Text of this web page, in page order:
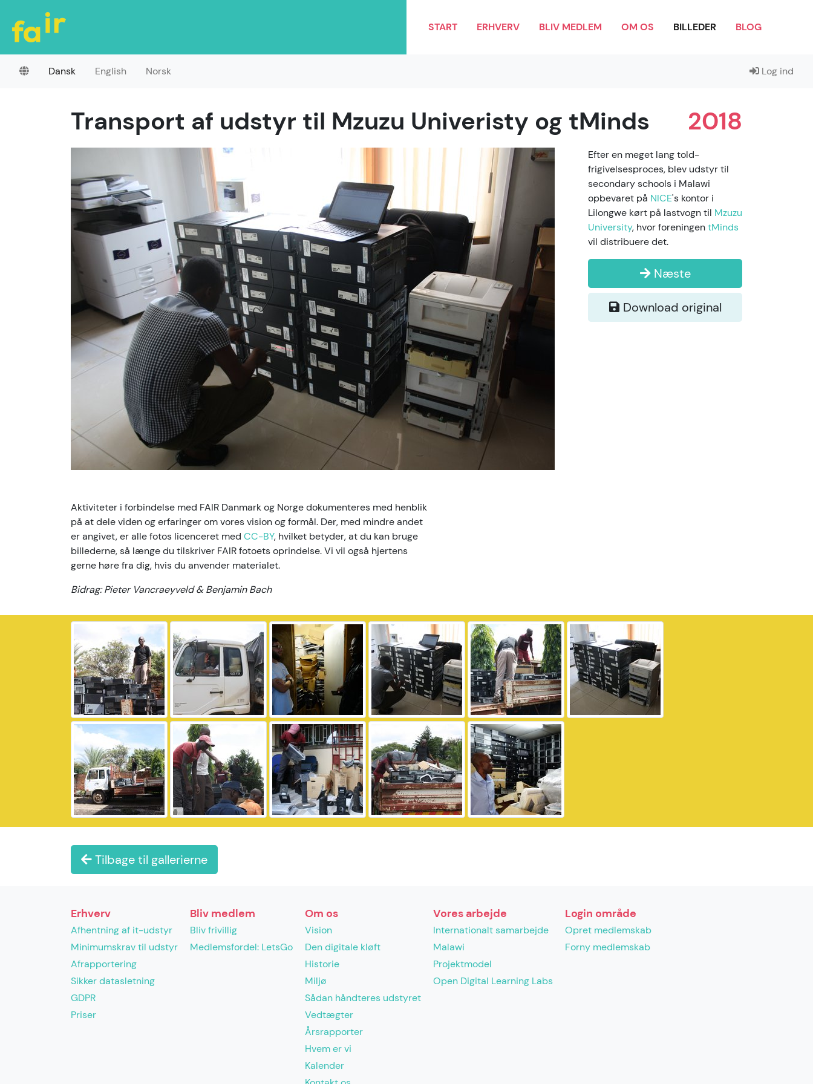
START ERHVERV BLIV MEDLEM OM OS BILLEDER BLOG
Dansk English Norsk Log ind
2018
Transport af udstyr til Mzuzu Univeristy og tMinds
Efter en meget lang told-
frigivelsesproces, blev udstyr til
secondary schools i Malawi
opbevaret på NICE's kontor i
Lilongwe kørt på lastvogn til Mzuzu
University, hvor foreningentMinds
vil distribuere det.
Næste
Download original
Aktiviteter i forbindelse med FAIR Danmark og Norge dokumenteres med henblik
på at dele viden og erfaringer om vores vision og formål. Der, med mindre andet
er angivet, er alle fotos licenceret med CC-BY, hvilket betyder, at du kan bruge
billederne, så længe du tilskriver FAIR fotoets oprindelse. Vi vil også hjertens
gerne høre fra dig, hvis du anvender materialet.
Bidrag: Pieter Vancraeyveld & Benjamin Bach
Tilbage til gallerierne
Erhverv
Afhentning af it-udstyr
Minimumskrav til udstyr
Afrapportering
Sikker datasletning
GDPR
Priser
Bliv medlem
Bliv frivillig
Medlemsfordel: LetsGo
Om os
Vision
Den digitale kløft
Historie
Miljø
Sådan håndteres udstyret
Vedtægter
Årsrapporter
Hvem er vi
Kalender
Vores arbejde
Internationalt samarbejde
Malawi
Projektmodel
Open Digital Learning Labs
Login område
Opret medlemskab
Forny medlemskab